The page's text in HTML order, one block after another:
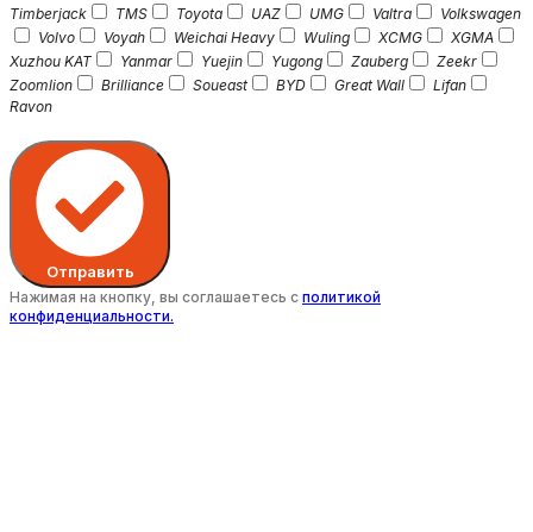
Timberjack
TMS Toyota UAZ UMG Valtra
Volkswagen
Volvo
Voyah Weichai Heavy Wuling XCMG
XGMA
Xuzhou KAT
Yanmar Yuejin Yugong Zauberg
Zeekr
Zoomlion
Brilliance Soueast BYD Great Wall
Lifan
Ravon
Отправить
Нажимая на кнопку, вы соглашаетесь с политикой
конфиденциальности.